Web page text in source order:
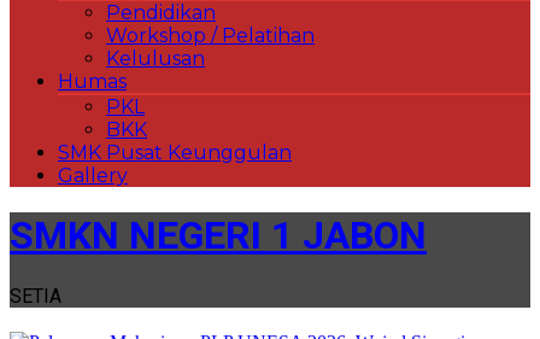
Pendidikan
Workshop / Pelatihan
Kelulusan
Humas
PKL
BKK
SMK Pusat Keunggulan
Gallery
SMKN NEGERI 1 JABON
SETIA